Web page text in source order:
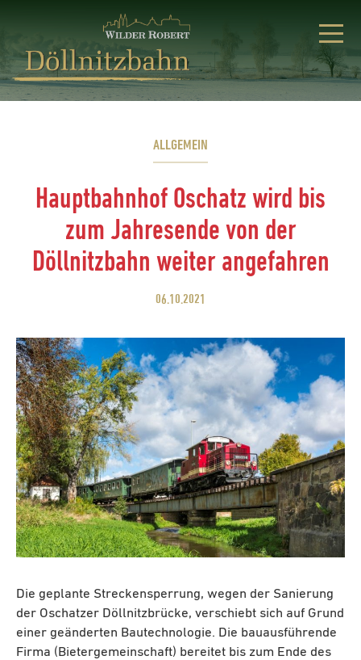
ALLGEMEIN
Hauptbahnhof Oschatz wird bis
zum Jahresende von der
Döllnitzbahn weiter angefahren
06.10.2021
Die geplante Streckensperrung, wegen der Sanierung
der Oschatzer Döllnitzbrücke, verschiebt sich auf Grund
einer geänderten Bautechnologie. Die bauausführende
Firma (Bietergemeinschaft) bereitet bis zum Ende des